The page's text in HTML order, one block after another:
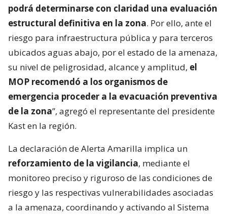
podrá determinarse con claridad una evaluación
estructural definitiva en la zona. Por ello, ante el
riesgo para infraestructura pública y para terceros
ubicados aguas abajo, por el estado de la amenaza,
su nivel de peligrosidad, alcance y amplitud, el
MOP recomendó a los organismos de
emergencia proceder a la evacuación preventiva
de la zona”, agregó el representante del presidente
Kast en la región.
La declaración de Alerta Amarilla implica un
reforzamiento de la vigilancia, mediante el
monitoreo preciso y riguroso de las condiciones de
riesgo y las respectivas vulnerabilidades asociadas
a la amenaza, coordinando y activando al Sistema